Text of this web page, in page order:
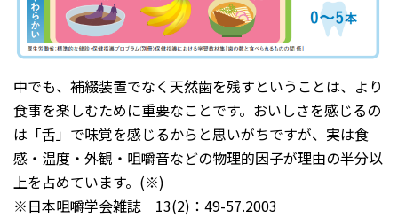
中でも、補綴装置でなく天然歯を残すということは、より
食事を楽しむために重要なことです。おいしさを感じるの
は「舌」で味覚を感じるからと思いがちですが、実は食
感・温度・外観・咀嚼音などの物理的因子が理由の半分以
上を占めています。(※)
※日本咀嚼学会雑誌 13(2)：49-57.2003